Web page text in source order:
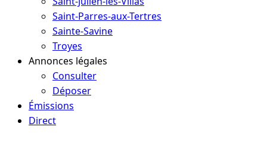
Saint-Parres-aux-Tertres
Sainte-Savine
Troyes
Annonces légales
Consulter
Déposer
Émissions
Direct